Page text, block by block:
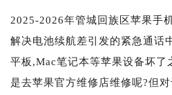
2025-2026年管城回族区苹果手
解决电池续航差引发的紧急通话
平板,Mac笔记本等苹果设备坏了
是去苹果官方维修店维修呢?但